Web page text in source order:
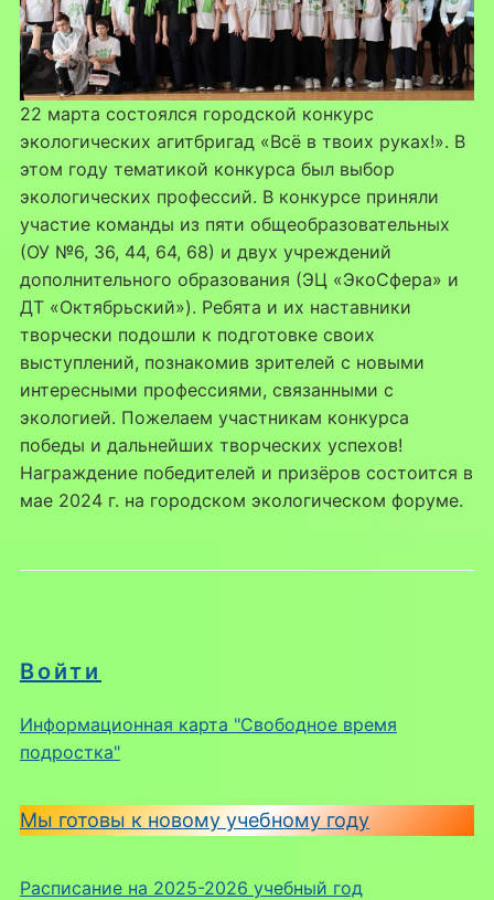
Войти
Информационная карта "Свободное время
подростка"
Мы готовы к новому учебному году
Расписание на 2025-2026 учебный год
22 марта состоялся городской конкурс
экологических агитбригад «Всё в твоих руках!». В
этом году тематикой конкурса был выбор
экологических профессий. В конкурсе приняли
участие команды из пяти общеобразовательных
(ОУ №6, 36, 44, 64, 68) и двух учреждений
дополнительного образования (ЭЦ «ЭкоСфера» и
ДТ «Октябрьский»). Ребята и их наставники
творчески подошли к подготовке своих
выступлений, познакомив зрителей с новыми
интересными профессиями, связанными с
экологией. Пожелаем участникам конкурса
победы и дальнейших творческих успехов!
Награждение победителей и призёров состоится в
мае 2024 г. на городском экологическом форуме.